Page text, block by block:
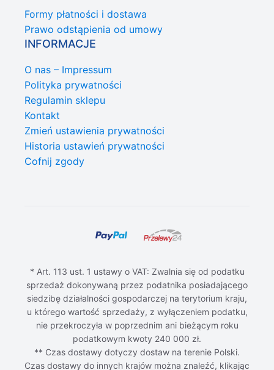
Formy płatności i dostawa
Prawo odstąpienia od umowy
INFORMACJE
O nas – Impressum
Polityka prywatności
Regulamin sklepu
Kontakt
Zmień ustawienia prywatności
Historia ustawień prywatności
Cofnij zgody
* Art. 113 ust. 1 ustawy o VAT: Zwalnia się od podatku
sprzedaż dokonywaną przez podatnika posiadającego
siedzibę działalności gospodarczej na terytorium kraju,
u którego wartość sprzedaży, z wyłączeniem podatku,
nie przekroczyła w poprzednim ani bieżącym roku
podatkowym kwoty 240 000 zł.
** Czas dostawy dotyczy dostaw na terenie Polski.
Czas dostawy do innych krajów można znaleźć, klikając